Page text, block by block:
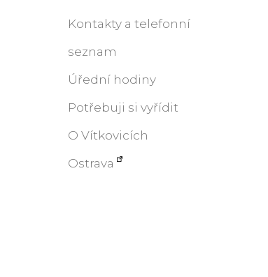
Kontakty a telefonní
seznam
Úřední hodiny
Potřebuji si vyřídit
O Vítkovicích
Ostrava